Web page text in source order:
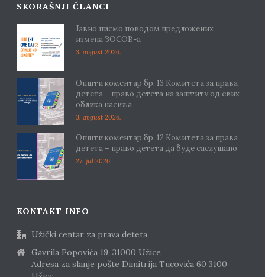
SKORAŠNJI ČLANCI
Јавно писмо поводом предложених
измена ЗОСОВ-а
3. avgust 2026.
Општи коментар бр. 13 Комитета за права
детета – право детета на заштиту од свих
облика насиља
3. avgust 2026.
Општи коментар бр. 12 Комитета за права
детета – право детета да буде саслушано
27. jul 2026.
KONTAKT INFO
Užički centar za prava deteta
Gavrila Popovića 19, 31000 Užice
Adresa za slanje pošte Dimitrija Tucovića 60 3100